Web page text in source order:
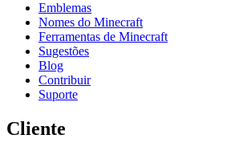
Emblemas
Nomes do Minecraft
Ferramentas de Minecraft
Sugestões
Blog
Contribuir
Suporte
Cliente